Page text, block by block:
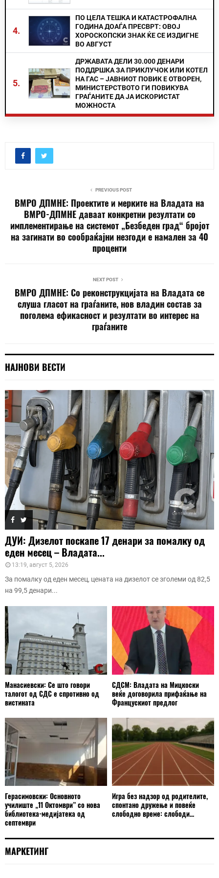
4.
ПО ЦЕЛА ТЕШКА И КАТАСТРОФАЛНА
ГОДИНА ДОАЃА ПРЕСВРТ: ОВОЈ
ХОРОСКОПСКИ ЗНАК ЌЕ СЕ ИЗДИГНЕ
ВО АВГУСТ
5.
ДРЖАВАТА ДЕЛИ 30.000 ДЕНАРИ
ПОДДРШКА ЗА ПРИКЛУЧОК ИЛИ КОТЕЛ
НА ГАС – ЈАВНИОТ ПОВИК Е ОТВОРЕН,
МИНИСТЕРСТВОТО ГИ ПОВИКУВА
ГРАЃАНИТЕ ДА ЈА ИСКОРИСТАТ
МОЖНОСТА
PREVIOUS POST
ВМРО ДПМНЕ: Проектите и мерките на Владата на
ВМРО-ДПМНЕ даваат конкретни резултати со
имплементирање на системот „Безбеден град“ бројот
на загинати во сообраќајни незгоди е намален за 40
проценти
NEXT POST
ВМРО ДПМНЕ: Со реконструкцијата на Владата се
слуша гласот на граѓаните, нов владин состав за
поголема ефикасност и резултати во интерес на
граѓаните
НАЈНОВИ ВЕСТИ
ДУИ: Дизелот поскапе 17 денари за помалку од
еден месец – Владата...
13:19, август 5, 2026
За помалку од еден месец, цената на дизелот се зголеми од 82,5
на 99,5 денари...
Манасиевски: Се што говори
талогот од СДС е спротивно од
вистината
СДСМ: Владата на Мицкоски
веќе договорила прифаќање на
Францускиот предлог
Герасимовски: Основното
училиште „11 Октомври” со нова
библиотека-медијатека од
септември
Игра без надзор од родителите,
спонтано дружење и повеќе
слободно време: слободи...
МАРКЕТИНГ